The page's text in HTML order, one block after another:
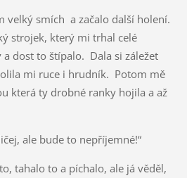
velký smích a začalo další holení.
strojek, který mi trhal celé
dost to štípalo. Dala si záležet
mi ruce i hrudník. Potom mě
která ty drobné ranky hojila a až
ale bude to nepříjemné!“
tahalo to a píchalo, ale já věděl,